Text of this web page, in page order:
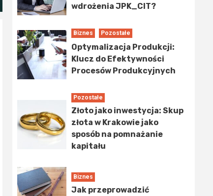
wdrożenia JPK_CIT?
Biznes Pozostałe
Optymalizacja Produkcji:
Klucz do Efektywności
Procesów Produkcyjnych
Pozostałe
Złoto jako inwestycja: Skup
złota w Krakowie jako
sposób na pomnażanie
kapitału
Biznes
Jak przeprowadzić